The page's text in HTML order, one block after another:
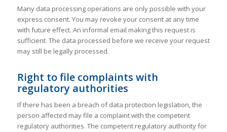
Many data processing operations are only possible with your
express consent. You may revoke your consent at any time
with future effect. An informal email making this request is
sufficient. The data processed before we receive your request
may still be legally processed.
Right to file complaints with
regulatory authorities
If there has been a breach of data protection legislation, the
person affected may file a complaint with the competent
regulatory authorities. The competent regulatory authority for